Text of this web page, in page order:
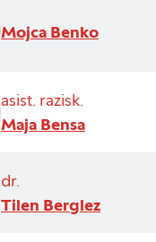
Mojca Benko
asist. razisk.
Maja Bensa
dr.
Tilen Berglez